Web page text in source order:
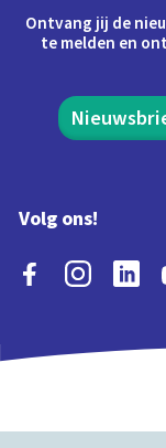
Ontvang jij de
te melden en
Volg ons!